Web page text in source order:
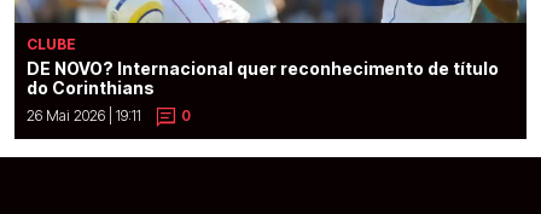
CLUBE
DE NOVO? Internacional quer reconhecimento de título
do Corinthians
26 Mai 2026 | 19:11 0